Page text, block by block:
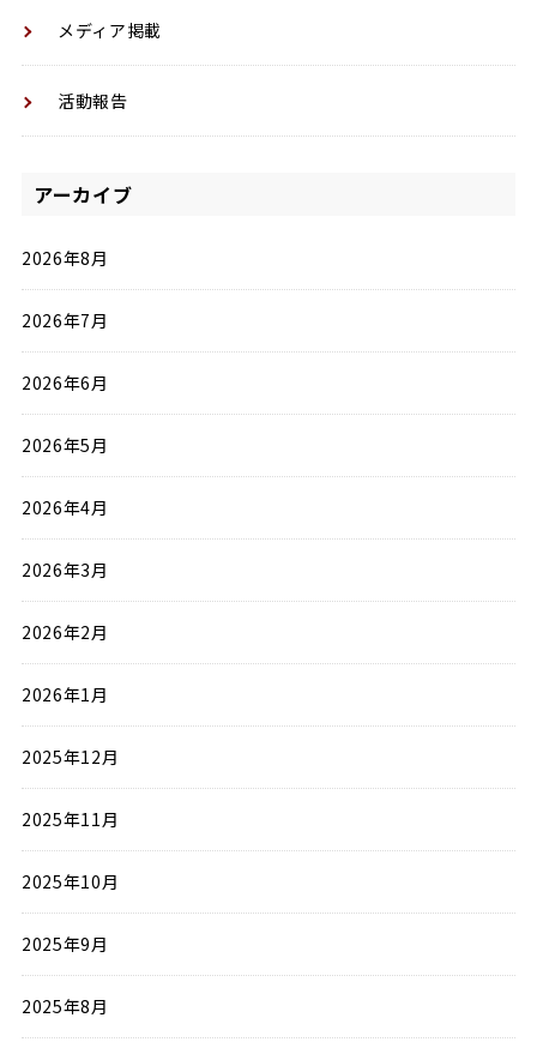
メディア掲載
活動報告
アーカイブ
2026年8月
2026年7月
2026年6月
2026年5月
2026年4月
2026年3月
2026年2月
2026年1月
2025年12月
2025年11月
2025年10月
2025年9月
2025年8月